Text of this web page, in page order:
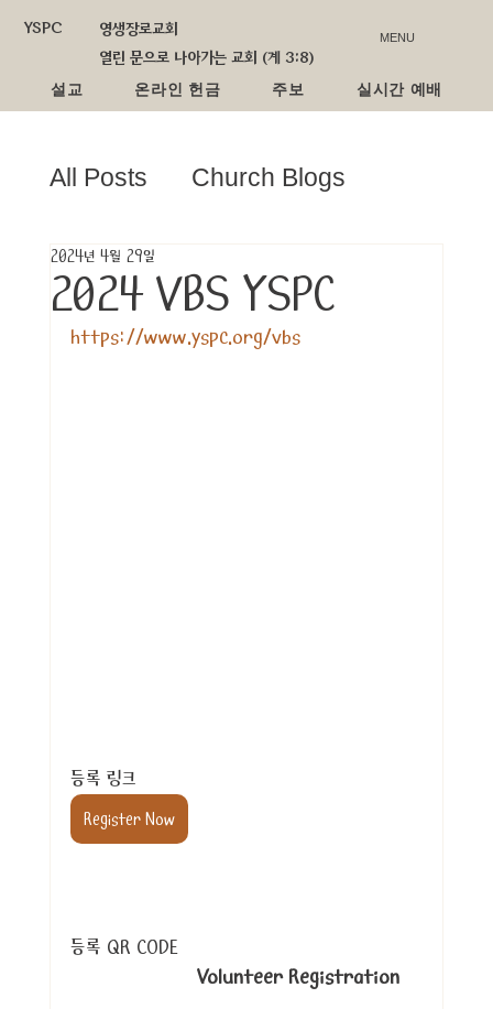
영생장로교회
설교 온라인 헌금 주보 실시간 예배
MENU
YSPC
열린 문으로 나아가는 교회 (계 3:8)
All Posts Church Blogs
선교소식
2024 VBS YSPC
2024년 4월 29일
https://www.yspc.org/vbs
등록 링크
Register Now
등록 QR CODE
Volunteer Registration